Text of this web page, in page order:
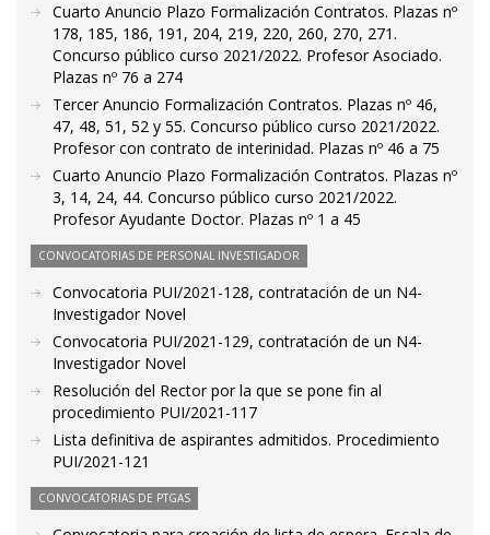
Cuarto Anuncio Plazo Formalización Contratos. Plazas nº
178, 185, 186, 191, 204, 219, 220, 260, 270, 271.
Concurso público curso 2021/2022. Profesor Asociado.
Plazas nº 76 a 274
Tercer Anuncio Formalización Contratos. Plazas nº 46,
47, 48, 51, 52 y 55. Concurso público curso 2021/2022.
Profesor con contrato de interinidad. Plazas nº 46 a 75
Cuarto Anuncio Plazo Formalización Contratos. Plazas nº
3, 14, 24, 44. Concurso público curso 2021/2022.
Profesor Ayudante Doctor. Plazas nº 1 a 45
CONVOCATORIAS DE PERSONAL INVESTIGADOR
Convocatoria PUI/2021-128, contratación de un N4-
Investigador Novel
Convocatoria PUI/2021-129, contratación de un N4-
Investigador Novel
Resolución del Rector por la que se pone fin al
procedimiento PUI/2021-117
Lista definitiva de aspirantes admitidos. Procedimiento
PUI/2021-121
CONVOCATORIAS DE PTGAS